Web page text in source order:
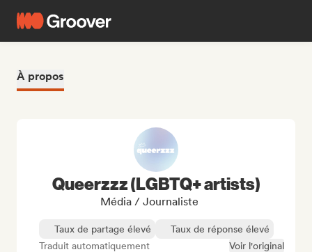
À propos
Queerzzz (LGBTQ+ artists)
Média / Journaliste
Taux de partage élevé
Taux de réponse élevé
Traduit automatiquement
Voir l'original